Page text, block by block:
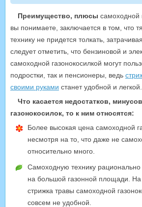
Преимущество, плюсы самоходной
вы понимаете, заключается в том, что
технику не придется толкать,
следует отметить, что бензиновой и
самоходной газонокосилкой могут
подростки, так и пенсионеры, ведь
своими руками станет удобной и легкой.
Что касается недостатков,
газонокосилок, то к ним относятся:
Более высокая цена самоходной
несмотря на то, что даже не
относительно много.
Самоходную технику рационально
на большой газонной площади. На
стрижка травы самоходной
совсем не удобной.